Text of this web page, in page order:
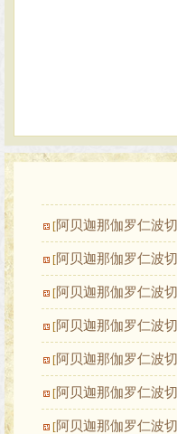
[阿贝迦那伽罗仁波切
[阿贝迦那伽罗仁波切
[阿贝迦那伽罗仁波切
[阿贝迦那伽罗仁波切
[阿贝迦那伽罗仁波切
[阿贝迦那伽罗仁波切
[阿贝迦那伽罗仁波切